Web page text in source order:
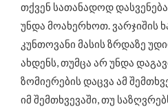
თქვენ სათანადოდ
უნდა მოახერხოთ. ვარჯიშის
კუნთოვანი მასის ზრდაზე
ახდენს, თუმცა არ უნდა
ზომიერების დაცვა ამ
იმ შემთხვევაში, თუ